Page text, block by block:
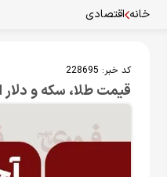
خانه اقتصادی
کد خبر: 228695
قیمت طلا، سکه و دلار امروز